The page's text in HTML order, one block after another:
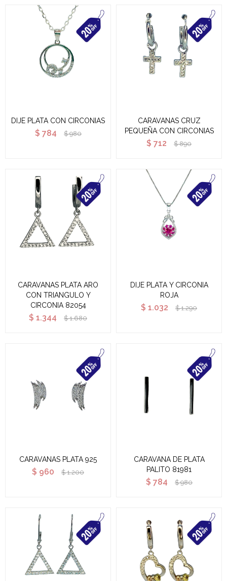
DIJE PLATA CON CIRCONIAS
$ 784 $ 980
CARAVANAS CRUZ
PEQUEÑA CON CIRCONIAS
$ 712 $ 890
CARAVANAS PLATA ARO
CON TRIANGULO Y
CIRCONIA 82054
$ 1.344 $ 1.680
DIJE PLATA Y CIRCONIA
ROJA
$ 1.032 $ 1.290
CARAVANAS PLATA 925
$ 960 $ 1.200
CARAVANA DE PLATA
PALITO 81981
$ 784 $ 980